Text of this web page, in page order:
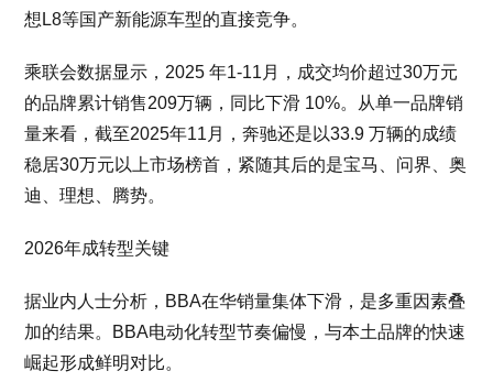
想L8等国产新能源车型的直接竞争。
乘联会数据显示，2025 年1-11月，成交均价超过30万元
的品牌累计销售209万辆，同比下滑 10%。从单一品牌销
量来看，截至2025年11月，奔驰还是以33.9 万辆的成绩
稳居30万元以上市场榜首，紧随其后的是宝马、问界、奥
迪、理想、腾势。
2026年成转型关键
据业内人士分析，BBA在华销量集体下滑，是多重因素叠
加的结果。BBA电动化转型节奏偏慢，与本土品牌的快速
崛起形成鲜明对比。